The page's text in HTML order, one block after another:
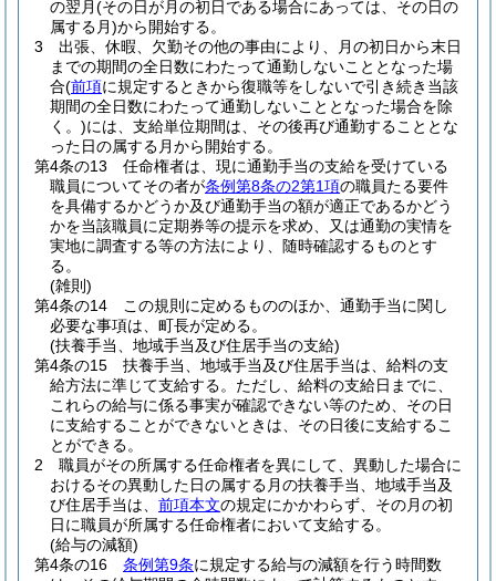
の翌月(その日が月の初日である場合にあっては、その日の
属する月)から開始する。
3
出張、休暇、欠勤その他の事由により、月の初日から末日
までの期間の全日数にわたって通勤しないこととなった場
合(前項に規定するときから復職等をしないで引き続き当該
期間の全日数にわたって通勤しないこととなった場合を除
く。)には、支給単位期間は、その後再び通勤することとな
った日の属する月から開始する。
第4条の13
任命権者は、現に通勤手当の支給を受けている
職員についてその者が条例第8条の2第1項の職員たる要件
を具備するかどうか及び通勤手当の額が適正であるかどう
かを当該職員に定期券等の提示を求め、又は通勤の実情を
実地に調査する等の方法により、随時確認するものとす
る。
(雑則)
第4条の14
この規則に定めるもののほか、通勤手当に関し
必要な事項は、町長が定める。
(扶養手当、地域手当及び住居手当の支給)
第4条の15
扶養手当、地域手当及び住居手当は、給料の支
給方法に準じて支給する。 ただし、給料の支給日までに、
これらの給与に係る事実が確認できない等のため、その日
に支給することができないときは、その日後に支給するこ
とができる。
2
職員がその所属する任命権者を異にして、異動した場合に
おけるその異動した日の属する月の扶養手当、地域手当及
び住居手当は、 前項本文の規定にかかわらず、その月の初
日に職員が所属する任命権者において支給する。
(給与の減額)
第4条の16
条例第9条に規定する給与の減額を行う時間数